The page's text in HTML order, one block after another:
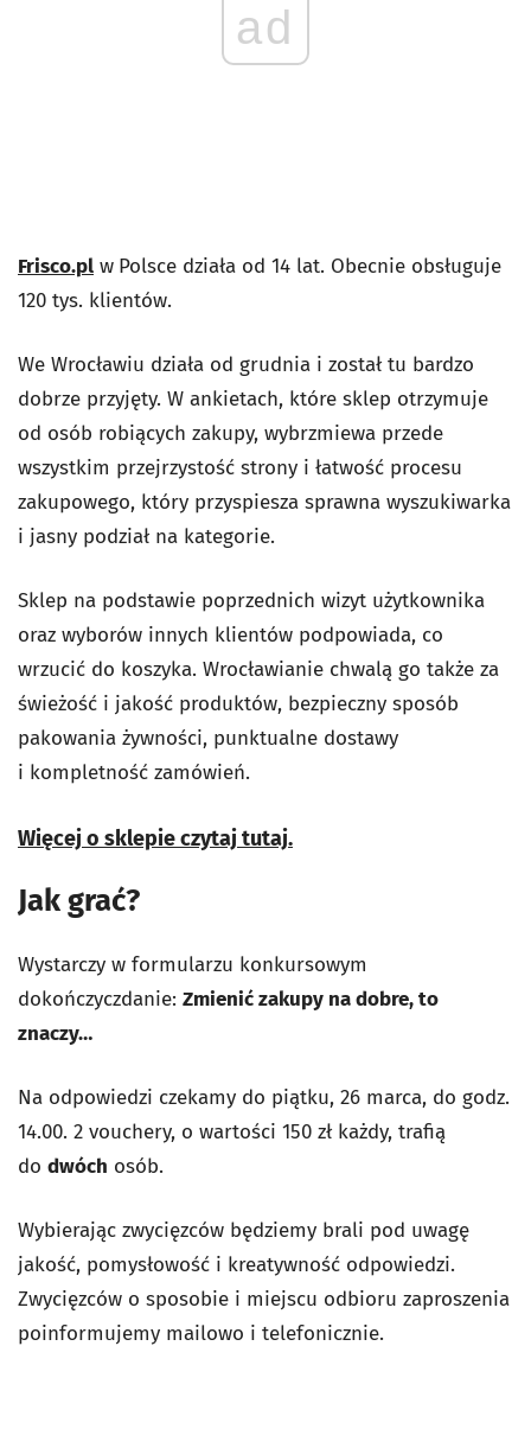
ad
Frisco.pl w Polsce działa od 14 lat. Obecnie obsługuje
120 tys. klientów.
We Wrocławiu działa od grudnia i został tu bardzo
dobrze przyjęty. W ankietach, które sklep otrzymuje
od osób robiących zakupy, wybrzmiewa przede
wszystkim przejrzystość strony i łatwość procesu
zakupowego, który przyspiesza sprawna wyszukiwarka
i jasny podział na kategorie.
Sklep na podstawie poprzednich wizyt użytkownika
oraz wyborów innych klientów podpowiada, co
wrzucić do koszyka. Wrocławianie chwalą go także za
świeżość i jakość produktów, bezpieczny sposób
pakowania żywności, punktualne dostawy
i kompletność zamówień.
Więcej o sklepie czytaj tutaj.
Jak grać?
Wystarczy w formularzu konkursowym
dokończyczdanie: Zmienić zakupy na dobre, to
znaczy…
Na odpowiedzi czekamy do piątku, 26 marca, do godz.
14.00. 2 vouchery, o wartości 150 zł każdy, trafią
do dwóch osób.
Wybierając zwycięzców będziemy brali pod uwagę
jakość, pomysłowość i kreatywność odpowiedzi.
Zwycięzców o sposobie i miejscu odbioru zaproszenia
poinformujemy mailowo i telefonicznie.